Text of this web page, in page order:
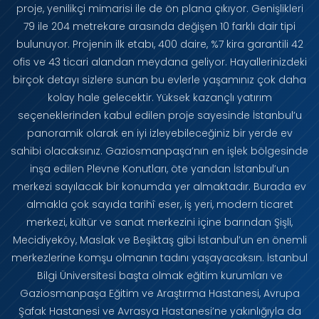
proje, yenilikçi mimarisi ile de ön plana çıkıyor. Genişlikleri
79 ile 204 metrekare arasında değişen 10 farklı dair tipi
bulunuyor. Projenin ilk etabı, 400 daire, %7 kira garantili 42
ofis ve 43 ticari alandan meydana geliyor. Hayallerinizdeki
birçok detayı sizlere sunan bu evlerle yaşamınız çok daha
kolay hale gelecektir. Yüksek kazançlı yatırım
seçeneklerinden kabul edilen proje sayesinde İstanbul’u
panoramik olarak en iyi izleyebileceğiniz bir yerde ev
sahibi olacaksınız. Gaziosmanpaşa’nın en işlek bölgesinde
inşa edilen Plevne Konutları, öte yandan İstanbul’un
merkezi sayılacak bir konumda yer almaktadır. Burada ev
almakla çok sayıda tarihî eser, iş yeri, modern ticaret
merkezi, kültür ve sanat merkezini içine barından Şişli,
Mecidiyeköy, Maslak ve Beşiktaş gibi İstanbul’un en önemli
merkezlerine komşu olmanın tadını yaşayacaksın. İstanbul
Bilgi Üniversitesi başta olmak eğitim kurumları ve
Gaziosmanpaşa Eğitim ve Araştırma Hastanesi, Avrupa
Şafak Hastanesi ve Avrasya Hastanesi’ne yakınlığıyla da